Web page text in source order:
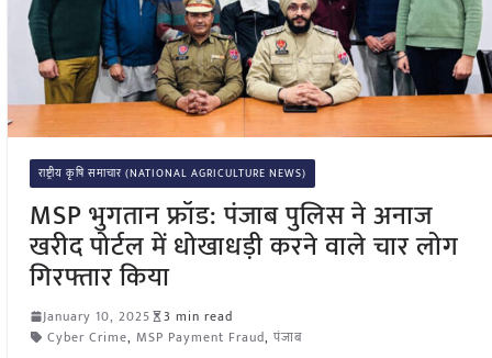
राष्ट्रीय कृषि समाचार (NATIONAL AGRICULTURE NEWS)
MSP भुगतान फ्रॉड: पंजाब पुलिस ने अनाज
खरीद पोर्टल में धोखाधड़ी करने वाले चार लोग
गिरफ्तार किया
January 10, 2025
3 min read
Cyber Crime, MSP Payment Fraud, पंजाब